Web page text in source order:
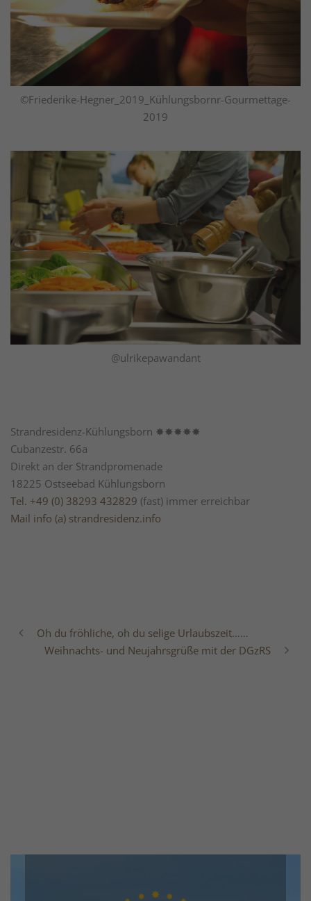
©Friederike-Hegner_2019_Kühlungsbornr-Gourmettage-
2019
@ulrikepawandant
Strandresidenz-Kühlungsborn ✸✸✸✸✸
Cubanzestr. 66a
Direkt an der Strandpromenade
18225 Ostseebad Kühlungsborn
Tel. +49 (0) 38293 432829 (fast) immer erreichbar
Mail info (a) strandresidenz.info
Oh du fröhliche, oh du selige Urlaubszeit……
Weihnachts- und Neujahrsgrüße mit der DGzRS